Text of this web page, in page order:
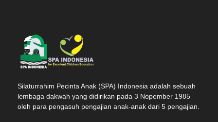
Silaturrahim Pecinta Anak (SPA) Indonesia adalah sebuah
lembaga dakwah yang didirikan pada 3 Nopember 1985
oleh para pengasuh pengajian anak-anak dari 5 pengajian.